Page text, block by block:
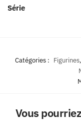
Série
Catégories : Figurines,
Vous